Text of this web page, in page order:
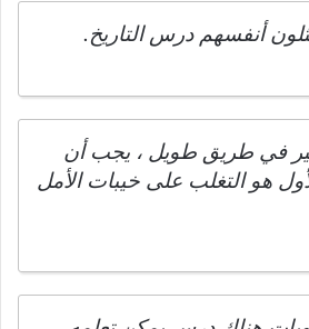
أنفسهم درس التاريخ.
في طريق طويل ، يجب أن
هو التغلب على خيبات الأمل